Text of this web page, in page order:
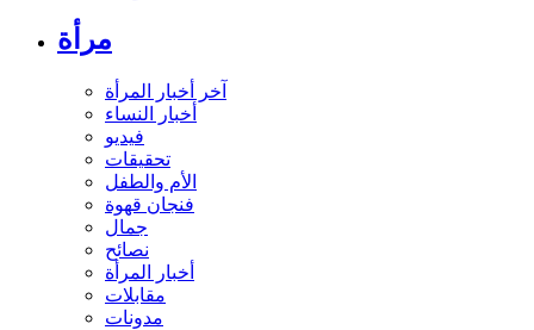
مرأة
آخر أخبار المرأة
أخبار النساء
فيديو
تحقيقات
الأم والطفل
فنجان قهوة
جمال
نصائح
أخبار المرأة
مقابلات
مدونات